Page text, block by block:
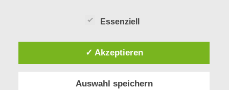
Essenziell
✓ Akzeptieren
Auswahl speichern